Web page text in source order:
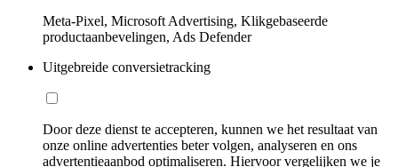
Meta-Pixel, Microsoft Advertising, Klikgebaseerde
productaanbevelingen, Ads Defender
Uitgebreide conversietracking
Door deze dienst te accepteren, kunnen we het resultaat van
onze online advertenties beter volgen, analyseren en ons
advertentieaanbod optimaliseren. Hiervoor vergelijken we je